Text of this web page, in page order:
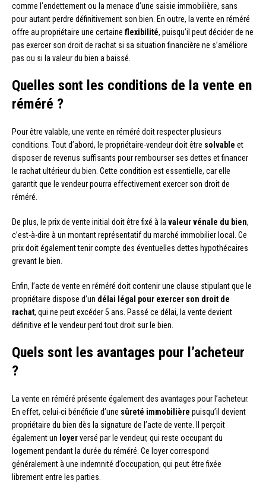
comme l’endettement ou la menace d’une saisie immobilière, sans
pour autant perdre définitivement son bien. En outre, la vente en réméré
offre au propriétaire une certaine flexibilité, puisqu’il peut décider de ne
pas exercer son droit de rachat si sa situation financière ne s’améliore
pas ou si la valeur du bien a baissé.
Quelles sont les conditions de la vente en
réméré ?
Pour être valable, une vente en réméré doit respecter plusieurs
conditions. Tout d’abord, le propriétaire-vendeur doit être solvable et
disposer de revenus suffisants pour rembourser ses dettes et financer
le rachat ultérieur du bien. Cette condition est essentielle, car elle
garantit que le vendeur pourra effectivement exercer son droit de
réméré.
De plus, le prix de vente initial doit être fixé à la valeur vénale du bien,
c’est-à-dire à un montant représentatif du marché immobilier local. Ce
prix doit également tenir compte des éventuelles dettes hypothécaires
grevant le bien.
Enfin, l’acte de vente en réméré doit contenir une clause stipulant que le
propriétaire dispose d’un délai légal pour exercer son droit de
rachat, qui ne peut excéder 5 ans. Passé ce délai, la vente devient
définitive et le vendeur perd tout droit sur le bien.
Quels sont les avantages pour l’acheteur
?
La vente en réméré présente également des avantages pour l’acheteur.
En effet, celui-ci bénéficie d’une sûreté immobilière puisqu’il devient
propriétaire du bien dès la signature de l’acte de vente. Il perçoit
également un loyerversé par le vendeur, qui reste occupant du
logement pendant la durée du réméré. Ce loyer correspond
généralement à une indemnité d’occupation, qui peut être fixée
librement entre les parties.